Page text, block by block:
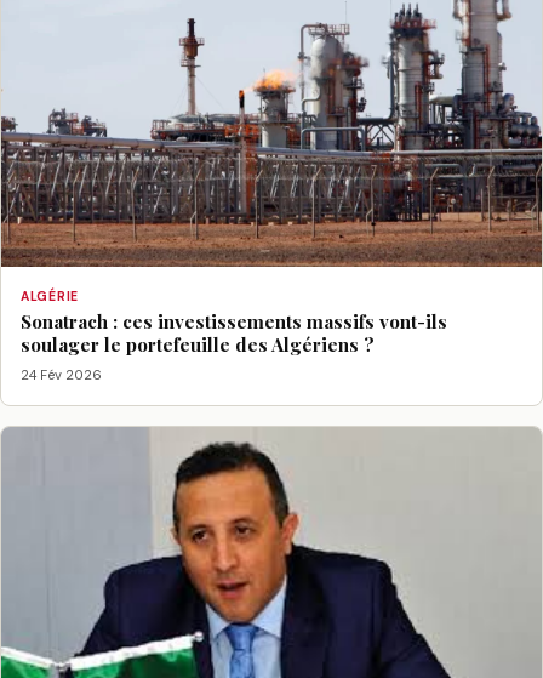
ALGÉRIE
Sonatrach : ces investissements massifs vont-ils
soulager le portefeuille des Algériens ?
24 Fév 2026